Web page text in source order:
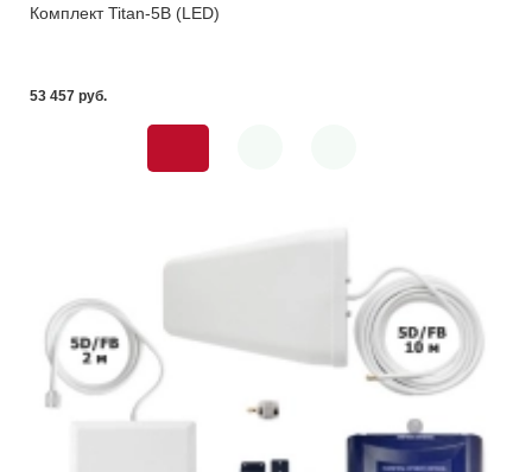
Комплект Titan-5B (LED)
53 457 pуб.